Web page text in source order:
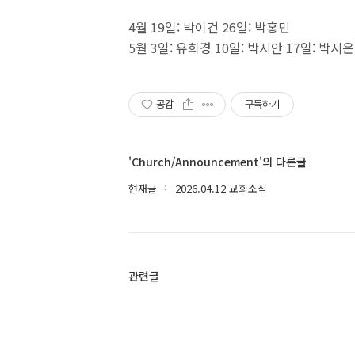
4월 19일: 박이건 26일: 박홍민
5월 3일: 유희경 10일: 박시안 17일: 박시은
공감 구독하기
'Church/Announcement'의 다른글
현재글 2026.04.12 교회소식
관련글